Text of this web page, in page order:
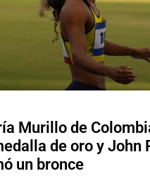
Murillo de
de oro y John
un bronce